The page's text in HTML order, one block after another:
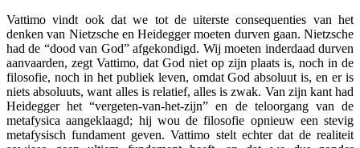
Vattimo vindt ook dat we tot de uiterste consequenties van het
denken van Nietzsche en Heidegger moeten durven gaan. Nietzsche
had de “dood van God” afgekondigd. Wij moeten inderdaad durven
aanvaarden, zegt Vattimo, dat God niet op zijn plaats is, noch in de
filosofie, noch in het publiek leven, omdat God absoluut is, en er is
niets absoluuts, want alles is relatief, alles is zwak. Van zijn kant had
Heidegger het “vergeten-van-het-zijn” en de teloorgang van de
metafysica aangeklaagd; hij wou de filosofie opnieuw een stevig
metafysisch fundament geven. Vattimo stelt echter dat de realiteit